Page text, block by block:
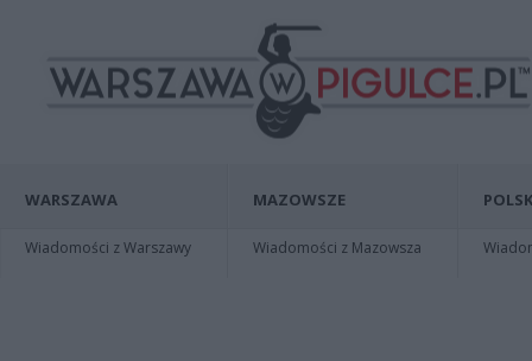
WARSZAWA
Wiadomości z Warszawy
MAZOWSZE
Wiadomości z Mazowsza